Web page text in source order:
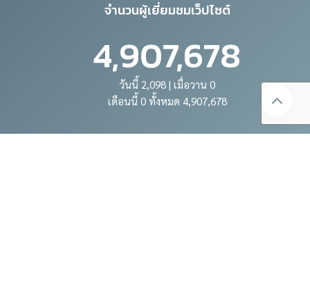
จำนวนผู้เยี่ยมชมเว็ปไซต์
4,907,678
วันนี้ 2,098 | เมื่อวาน 0
เดือนนี้ 0 ทั้งหมด 4,907,678